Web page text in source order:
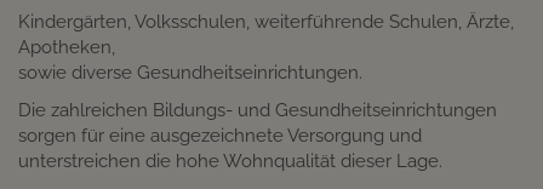
Kindergärten, Volksschulen, weiterführende Schulen, Ärzte,
Apotheken,
sowie diverse Gesundheitseinrichtungen.
Die zahlreichen Bildungs- und Gesundheitseinrichtungen
sorgen für eine ausgezeichnete Versorgung und
unterstreichen die hohe Wohnqualität dieser Lage.